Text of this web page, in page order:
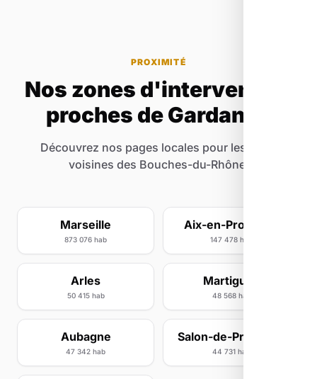
PROXIMITÉ
Nos zones d'intervention
proches de Gardanne
Découvrez nos pages locales pour les villes
voisines des Bouches-du-Rhône.
Marseille
873 076 hab
Aix-en-Provence
147 478 hab
Arles
50 415 hab
Martigues
48 568 hab
Aubagne
47 342 hab
Salon-de-Provence
44 731 hab